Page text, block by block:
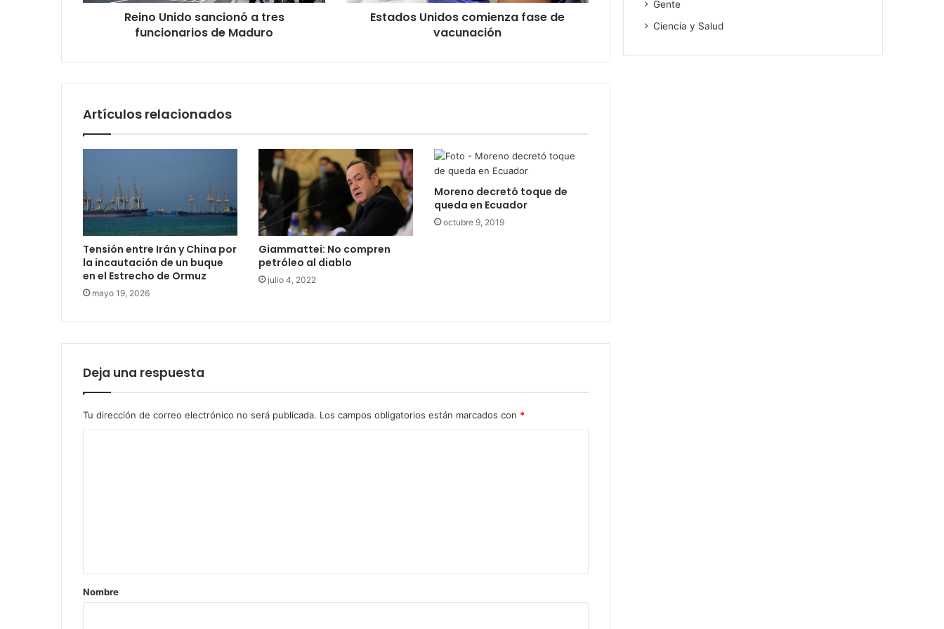
Reino Unido sancionó a tres
funcionarios de Maduro
Estados Unidos comienza fase de
vacunación
Artículos relacionados
Tensión entre Irán y China por
la incautación de un buque
en el Estrecho de Ormuz
mayo 19, 2026
Giammattei: No compren
petróleo al diablo
julio 4, 2022
Moreno decretó toque de
queda en Ecuador
octubre 9, 2019
Deja una respuesta
Tu dirección de correo electrónico no será publicada. Los campos obligatorios están marcados con *
rNombre
Gente
Ciencia y Salud